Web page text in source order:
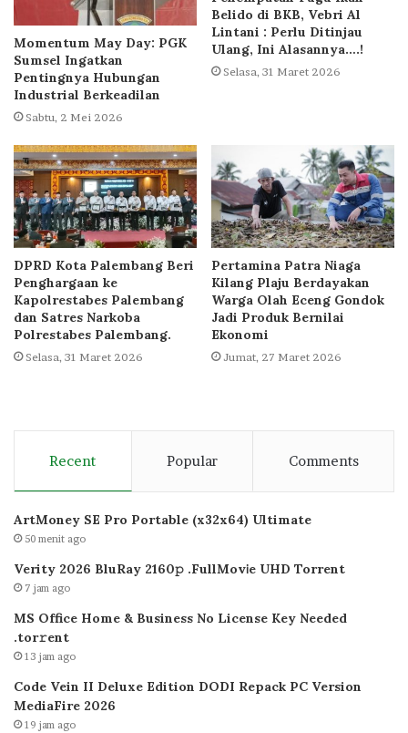
Momentum May Day: PGK
Sumsel Ingatkan
Pentingnya Hubungan
Industrial Berkeadilan
Sabtu, 2 Mei 2026
Belido di BKB, Vebri Al
Lintani : Perlu Ditinjau
Ulang, Ini Alasannya….!
Selasa, 31 Maret 2026
DPRD Kota Palembang Beri
Penghargaan ke
Kapolrestabes Palembang
dan Satres Narkoba
Polrestabes Palembang.
Selasa, 31 Maret 2026
Pertamina Patra Niaga
Kilang Plaju Berdayakan
Warga Olah Eceng Gondok
Jadi Produk Bernilai
Ekonomi
Jumat, 27 Maret 2026
Recent Popular Comments
ArtMoney SE Pro Portable (x32x64) Ultimate
50 menit ago
Verity 2026 BluRay 2160𝚙 .FullMov𝗂e UHD Torrent
7 jam ago
MS Office Home & Business No License Key Needed
.tоr𝚛еnt
13 jam ago
Code Vein II Deluxe Edition DODI Repack PC Version
MediaFire 2026
19 jam ago